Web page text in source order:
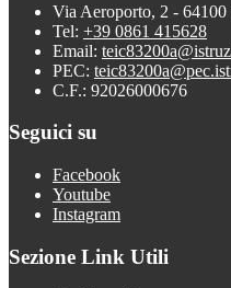
Via Aeroporto, 2 - 64100
Tel: +39 0861 415628
Email:
PEC:
C.F.: 92026000676
Seguici su
Facebook
Youtube
Instagram
Sezione Link Utili